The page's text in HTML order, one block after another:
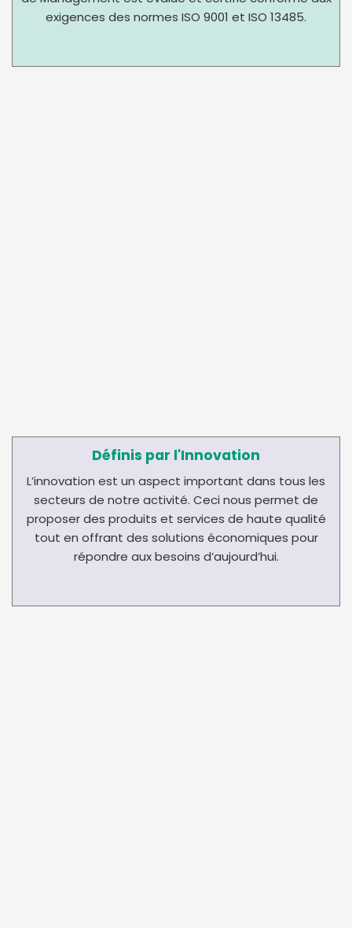
exigences des normes ISO 9001 et ISO 13485.
Définis par l'Innovation
L’innovation est un aspect important dans tous les
secteurs de notre activité. Ceci nous permet de
proposer des produits et services de haute qualité
tout en offrant des solutions économiques pour
répondre aux besoins d’aujourd’hui.